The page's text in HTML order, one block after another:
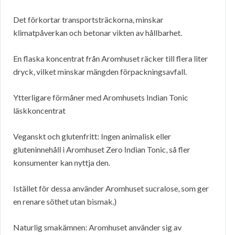
Det förkortar transportsträckorna, minskar
klimatpåverkan och betonar vikten av hållbarhet.
En flaska koncentrat från Aromhuset räcker till flera liter
dryck, vilket minskar mängden förpackningsavfall.
Ytterligare förmåner med Aromhusets Indian Tonic
läskkoncentrat
Veganskt och glutenfritt: Ingen animalisk eller
gluteninnehåll i Aromhuset Zero Indian Tonic, så fler
konsumenter kan nyttja den.
Istället för dessa använder Aromhuset sucralose, som ger
en renare söthet utan bismak.)
Naturlig smakämnen: Aromhuset använder sig av